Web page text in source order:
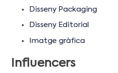
Disseny Packaging
Disseny Editorial
Imatge gràfica
Influencers